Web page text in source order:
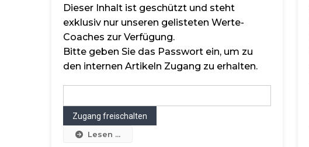
Dieser Inhalt ist geschützt und steht
exklusiv nur unseren gelisteten Werte-
Coaches zur Verfügung.
Bitte geben Sie das Passwort ein, um zu
den internen Artikeln Zugang zu erhalten.
Lesen ...